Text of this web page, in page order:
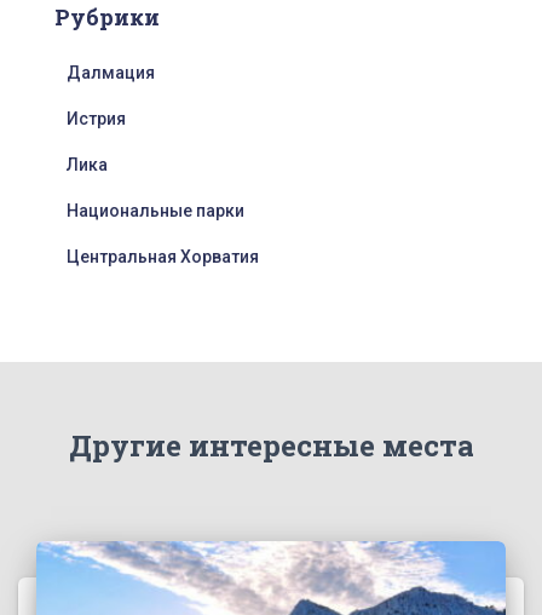
Рубрики
Далмация
Истрия
Лика
Национальные парки
Центральная Хорватия
Другие интересные места